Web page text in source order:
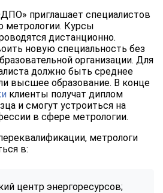
приглашает специалистов
метрологии. Курсы
дистанционно.
новую специальность без
организации. Для
должно быть среднее
высшее образование. В конце
клиенты получат диплом
и смогут устроиться на
в сфере метрологии.
метрологи
в:
центр энергоресурсов;